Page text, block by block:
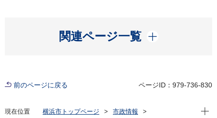
関連ページ一覧
開く
前のページに戻る ページID：979-736-830
現在位置 横浜市トップページ
市政情報
現在